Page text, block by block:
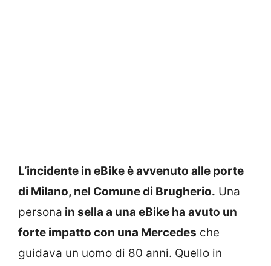
L’incidente in eBike è avvenuto alle porte
di Milano, nel Comune di Brugherio. Una
persona in sella a una eBike ha avuto un
forte impatto con una Mercedes che
guidava un uomo di 80 anni. Quello in